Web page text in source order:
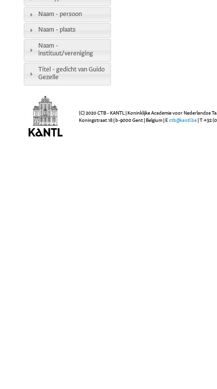
Naam - persoon
Naam - plaats
Naam -
instituut/vereniging
Titel - gedicht van Guido
Gezelle
(C) 2020 CTB - KANTL | Koninklijke Academie voor Nederlandse
Koningstraat 18 | b-9000 Gent | Belgium | E ctb@kantl.be | T +32